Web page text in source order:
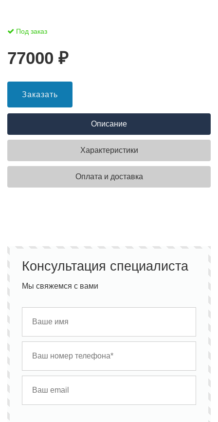
Под заказ
77000 ₽
Заказать
Описание
Характеристики
Оплата и доставка
Консультация специалиста
Мы свяжемся с вами